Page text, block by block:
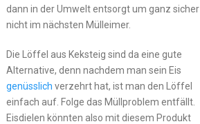
dann in der Umwelt entsorgt um ganz sicher
nicht im nächsten Mülleimer.
Die Löffel aus Keksteig sind da eine gute
Alternative, denn nachdem man sein Eis
genüsslich verzehrt hat, ist man den Löffel
einfach auf. Folge das Müllproblem entfällt.
Eisdielen könnten also mit diesem Produkt